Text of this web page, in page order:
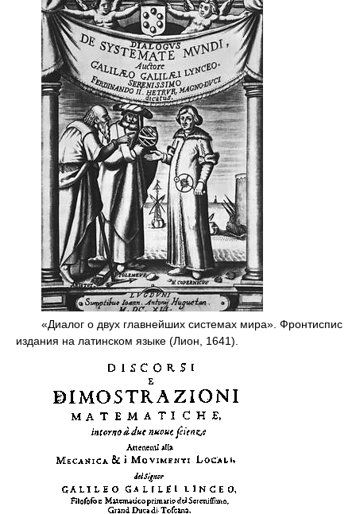
«Диалог о двух главнейших системах мира». Фронтиспис
издания на латинском языке (Лион, 1641).